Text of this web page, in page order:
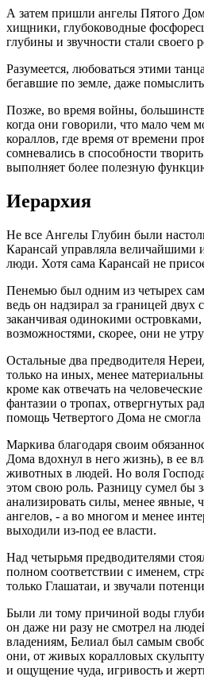
А затем пришли ангелы Пятого
хищники, глубоководные
глубины и звучности стали своего
Разумеется, любоваться этими
бегавшие по земле, даже
Позже, во время войны,
когда они говорили, что мало чем
кораллов, где время от времени
сомневались в способности
выполняет более полезную
Иерархия
Не все Ангелы Глубин были
Карансай управляла величайшими
люди. Хотя сама Карансай не
Пенемью был одним из четырех
ведь он надзирал за границей
заканчивая одинокими
возможностями, скорее, они не
Остальные два предводителя
только на иных, менее
кроме как отвечать на
фантазии о тропах, отвергнутых
помощь Четвертого Дома не
Маркива благодаря своим
Дома вдохнул в него жизнь), в ее
животных в людей. Но воля
этом свою роль. Разницу сумел бы
анализировать силы, менее
ангелов, - а во многом и менее
выходили из-под ее власти.
Над четырьмя предводителями
полном соответствии с именем,
только Глашатаи, и звучали
Были ли тому причиной воды
он даже ни разу не смотрел на
владениям, Белиал был самым
они, от живых коралловых
и ощущение чуда, игривость и